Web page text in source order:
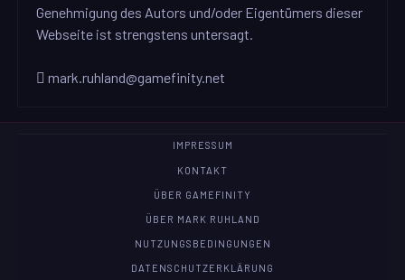
Genehmigung des Autors und/oder Eigentümers dieser
Webseite ist strengstens untersagt.
mark.ruhland@gamefinity.net
IMPRESSUM
KONTAKT
ÜBER GAMEFINITY
ÜBER MARK RUHLAND
NUTZUNGSBEDINGUNGEN
DATENSCHUTZERKLÄRUNG